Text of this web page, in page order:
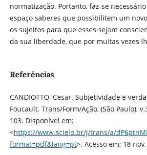
normatização. Portanto, faz-se
espaço saberes que possibilitem um
os sujeitos para que esses sejam
da sua liberdade, que por muitas vezes
Referências
CANDIOTTO, Cesar. Subjetividade e
Foucault. Trans/Form/Ação, (São Paulo),
103. Disponível em:
<https://www.scielo.br/j/trans/a/
format=pdf&lang=pt>. Acesso em: 18